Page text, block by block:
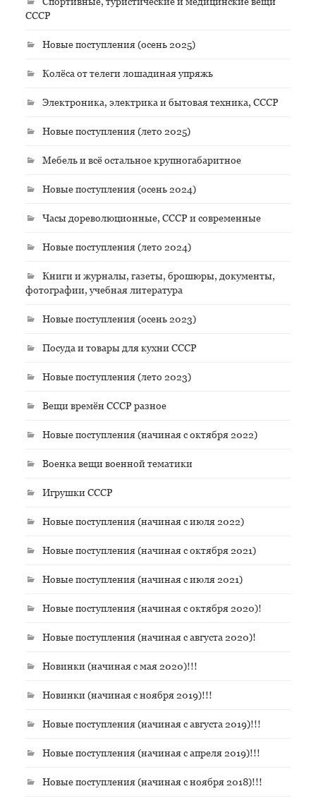
СССР
Новые поступления (осень 2025)
Колёса от телеги лошадиная упряжь
Электроника, электрика и бытовая техника, СССР
Новые поступления (лето 2025)
Мебель и всё остальное крупногабаритное
Новые поступления (осень 2024)
Часы дореволюционные, СССР и современные
Новые поступления (лето 2024)
Книги и журналы, газеты, брошюры, документы,
фотографии, учебная литература
Новые поступления (осень 2023)
Посуда и товары для кухни СССР
Новые поступления (лето 2023)
Вещи времён СССР разное
Новые поступления (начиная с октября 2022)
Военка вещи военной тематики
Игрушки СССР
Новые поступления (начиная с июля 2022)
Новые поступления (начиная с октября 2021)
Новые поступления (начиная с июля 2021)
Новые поступления (начиная с октября 2020)!
Новые поступления (начиная с августа 2020)!
Новинки (начиная с мая 2020)!!!
Новинки (начиная с ноября 2019)!!!
Новые поступления (начиная с августа 2019)!!!
Новые поступления (начиная с апреля 2019)!!!
Новые поступления (начиная с ноября 2018)!!!